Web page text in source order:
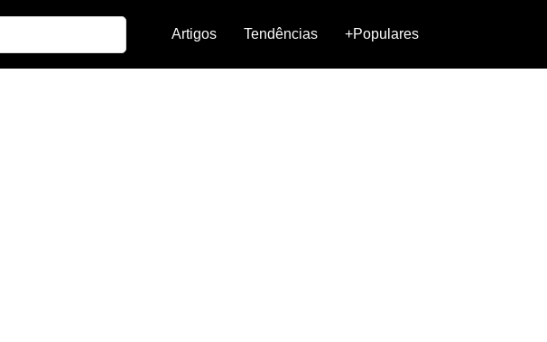
Artigos Tendências +Populares